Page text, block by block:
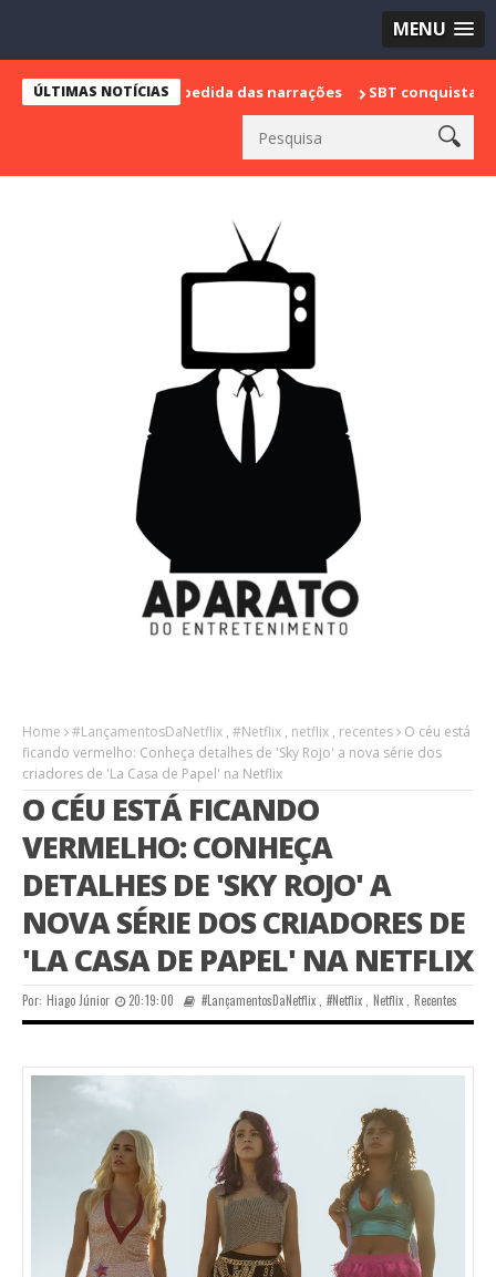
MENU
ÚLTIMAS NOTÍCIAS
sua despedida das narrações SBT conquista a vice
Home #LançamentosDaNetflix , #Netflix , netflix , recentes
O céu está
ficando vermelho: Conheça detalhes de 'Sky Rojo' a nova série dos
criadores de 'La Casa de Papel' na Netflix
O CÉU ESTÁ FICANDO
VERMELHO: CONHEÇA
DETALHES DE 'SKY ROJO' A
NOVA SÉRIE DOS CRIADORES DE
'LA CASA DE PAPEL' NA NETFLIX
Por: Hiago Júnior 20:19:00 #LançamentosDaNetflix ,#Netflix Netflix, Recentes